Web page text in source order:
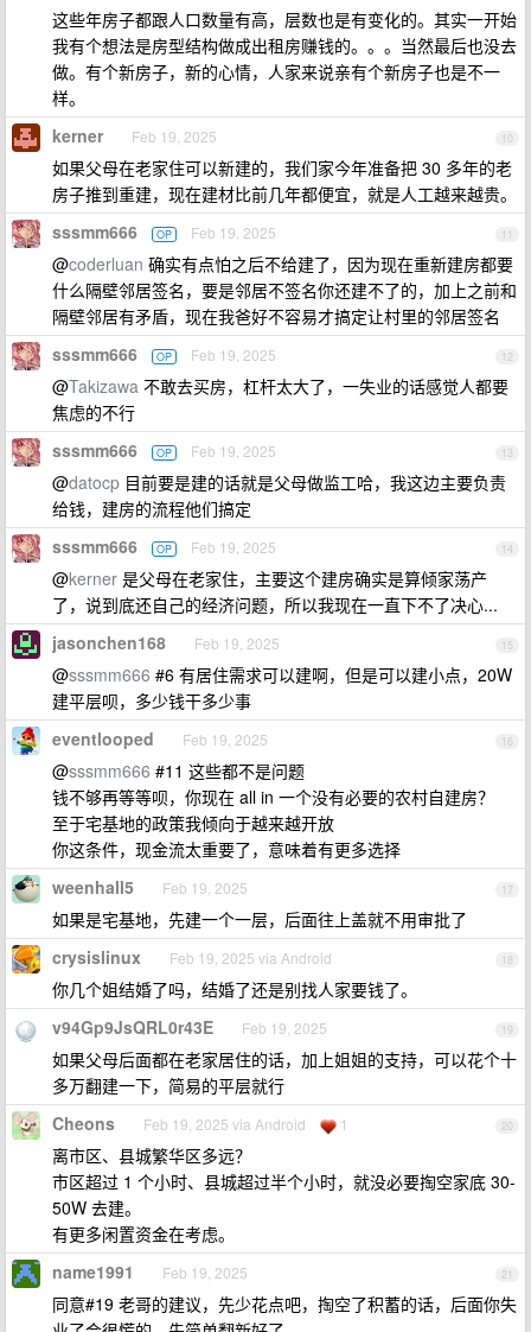
这些年房子都跟人口数量有高，层数也是有变化的。其实一开始
我有个想法是房型结构做成出租房赚钱的。。。当然最后也没去
做。有个新房子，新的心情，人家来说亲有个新房子也是不一
样。
10
kerner Feb 19, 2025
如果父母在老家住可以新建的，我们家今年准备把 30 多年的老
房子推到重建，现在建材比前几年都便宜，就是人工越来越贵。
11
sssmm666 OP Feb 19, 2025
@coderluan 确实有点怕之后不给建了，因为现在重新建房都要
什么隔壁邻居签名，要是邻居不签名你还建不了的，加上之前和
隔壁邻居有矛盾，现在我爸好不容易才搞定让村里的邻居签名
12
sssmm666 OP Feb 19, 2025
@Takizawa 不敢去买房，杠杆太大了，一失业的话感觉人都要
焦虑的不行
13
sssmm666 OP Feb 19, 2025
@datocp 目前要是建的话就是父母做监工哈，我这边主要负责
给钱，建房的流程他们搞定
14
sssmm666 OP Feb 19, 2025
@kerner 是父母在老家住，主要这个建房确实是算倾家荡产
了，说到底还自己的经济问题，所以我现在一直下不了决心...
15
jasonchen168 Feb 19, 2025
@sssmm666 #6 有居住需求可以建啊，但是可以建小点，20W
建平层呗，多少钱干多少事
16
eventlooped Feb 19, 2025
@sssmm666 #11 这些都不是问题
钱不够再等等呗，你现在 all in 一个没有必要的农村自建房？
至于宅基地的政策我倾向于越来越开放
你这条件，现金流太重要了，意味着有更多选择
17
weenhall5 Feb 19, 2025
如果是宅基地，先建一个一层，后面往上盖就不用审批了
18
crysislinux Feb 19, 2025 via Android
你几个姐结婚了吗，结婚了还是别找人家要钱了。
19
v94Gp9JsQRL0r43E Feb 19, 2025
如果父母后面都在老家居住的话，加上姐姐的支持，可以花个十
多万翻建一下，简易的平层就行
20
Cheons Feb 19, 2025 via Android 1
离市区、县城繁华区多远？
市区超过 1 个小时、县城超过半个小时，就没必要掏空家底 30-
50W 去建。
有更多闲置资金在考虑。
21
name1991 Feb 19, 2025
同意#19 老哥的建议，先少花点吧，掏空了积蓄的话，后面你失